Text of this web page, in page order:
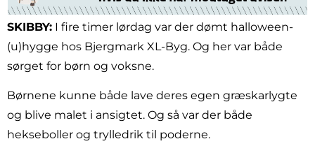
SKIBBY: I fire timer lørdag var der dømt halloween-
(u)hygge hos Bjergmark XL-Byg. Og her var både
sørget for børn og voksne.
Børnene kunne både lave deres egen græskarlygte
og blive malet i ansigtet. Og så var der både
hekseboller og trylledrik til poderne.